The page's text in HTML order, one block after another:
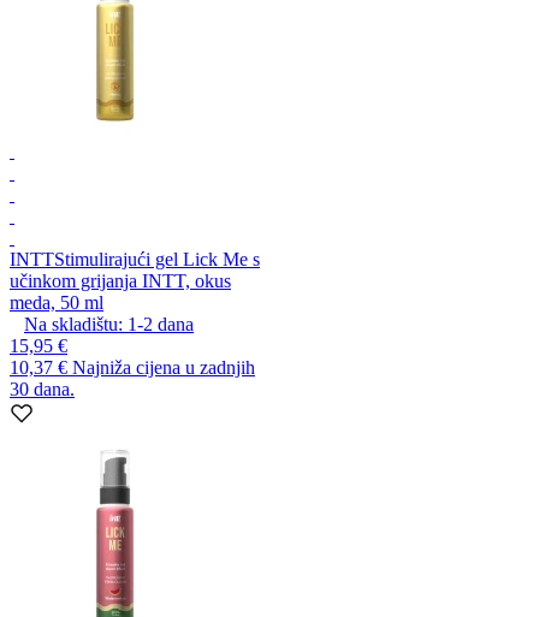
INTTStimulirajući gel Lick Me s
učinkom grijanja INTT, okus
meda, 50 ml
Na skladištu: 1-2 dana
15,95 €
10,37 € Najniža cijena u zadnjih
30 dana.